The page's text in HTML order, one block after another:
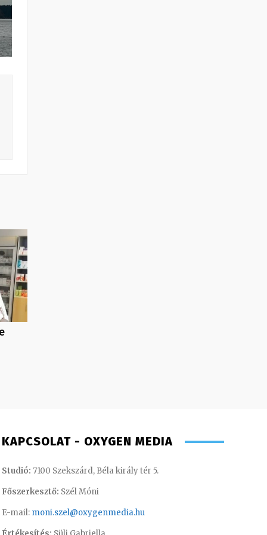
KAPCSOLAT - OXYGEN MEDIA
Studió: 7100 Szekszárd, Béla király tér 5.
Főszerkesztő: Szél Móni
E-mail: moni.szel@oxygenmedia.hu